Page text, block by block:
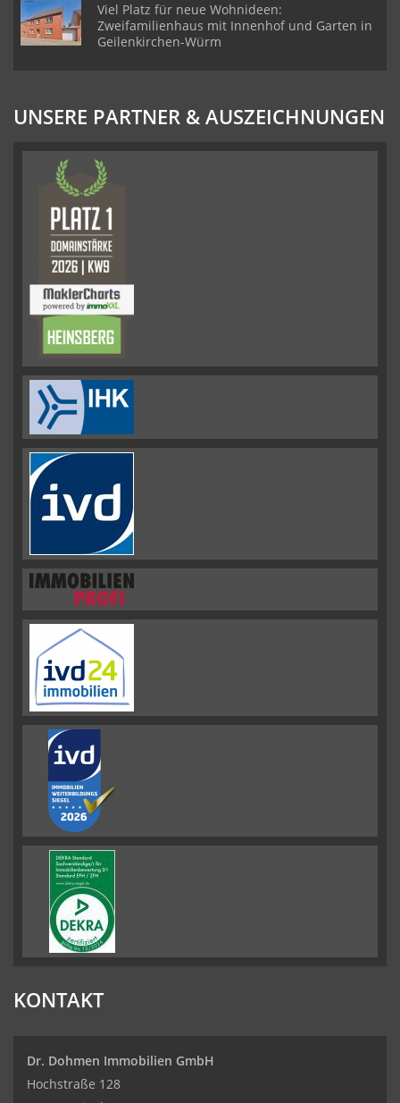
Viel Platz für neue Wohnideen:
Zweifamilienhaus mit Innenhof und Garten in
Geilenkirchen-Würm
UNSERE PARTNER & AUSZEICHNUNGEN
KONTAKT
Dr. Dohmen Immobilien GmbH
Hochstraße 128